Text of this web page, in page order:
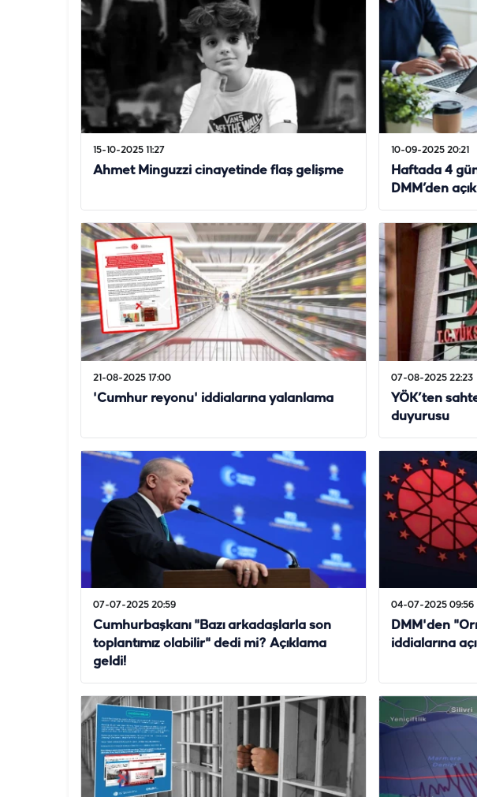
15-10-2025 11:27
Ahmet Minguzzi cinayetinde flaş gelişme
10-09-2025 20:21
Haftada 4
DMM’den
21-08-2025 17:00
'Cumhur reyonu' iddialarına yalanlama
07-08-2025 22:23
YÖK’ten
duyurusu
07-07-2025 20:59
Cumhurbaşkanı "Bazı arkadaşlarla son
toplantımız olabilir" dedi mi? Açıklama
geldi!
04-07-2025 09:56
DMM'den
iddialarına